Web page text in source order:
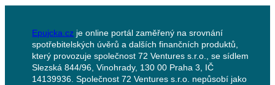
Epujcka.cz je online portál zaměřený na srovnání
spotřebitelských úvěrů a dalších finančních produktů,
který provozuje společnost 72 Ventures s.r.o., se sídlem
Slezská 844/96, Vinohrady, 130 00 Praha 3, IČ
14139936. Společnost 72 Ventures s.r.o. nepůsobí jako